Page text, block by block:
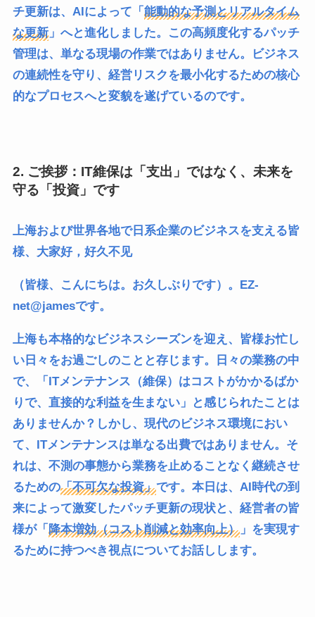
チ更新は、AIによって「 能動的な予測とリアルタイム
な更新」へと進化しました。この高頻度化するパッチ
管理は、単なる現場の作業ではありません。ビジネス
の連続性を守り、経営リスクを最小化するための核心
的なプロセスへと変貌を遂げているのです。
2. ご挨拶：IT維保は「支出」ではなく、未来を
守る「投資」です
上海および世界各地で日系企業のビジネスを支える皆
様、大家好，好久不见
（皆様、こんにちは。お久しぶりです）。EZ-
net@jamesです。
上海も本格的なビジネスシーズンを迎え、皆様お忙し
い日々をお過ごしのことと存じます。日々の業務の中
で、「ITメンテナンス（維保）はコストがかかるばか
りで、直接的な利益を生まない」と感じられたことは
ありませんか？しかし、現代のビジネス環境におい
て、ITメンテナンスは単なる出費ではありません。そ
れは、不測の事態から業務を止めることなく継続させ
るための「不可欠な投資」です。本日は、AI時代の到
来によって激変したパッチ更新の現状と、経営者の皆
様が「 降本増効（コスト削減と効率向上）」を実現す
るために持つべき視点についてお話しします。